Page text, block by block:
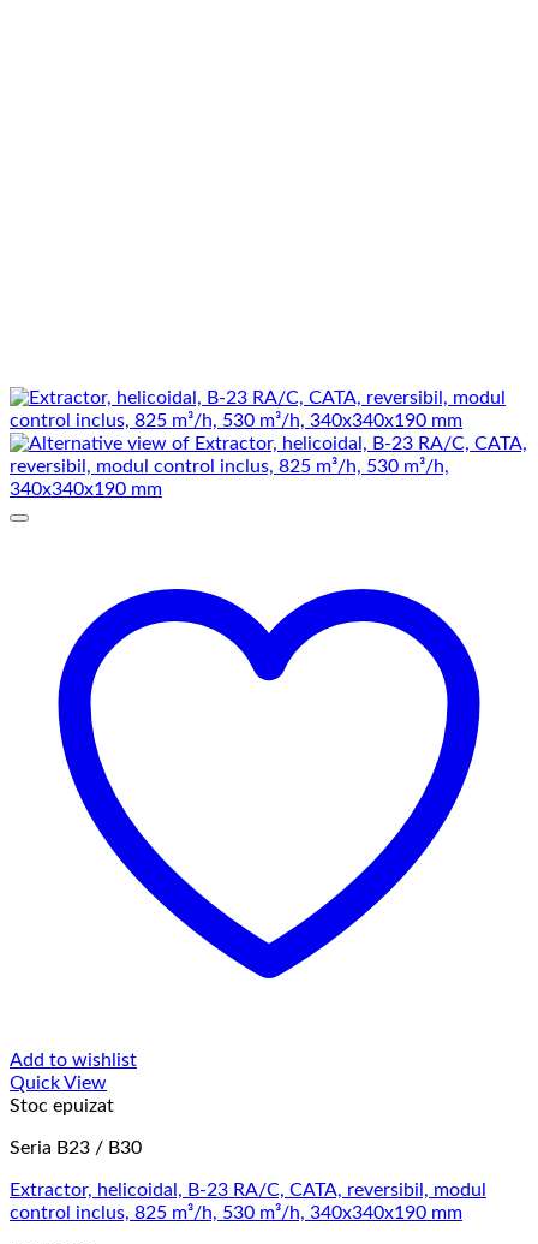
Add to wishlist
Quick View
Stoc epuizat
Seria B23 / B30
Extractor, helicoidal, B-23 RA/C, CATA, reversibil, modul
control inclus, 825 m³/h, 530 m³/h, 340x340x190 mm